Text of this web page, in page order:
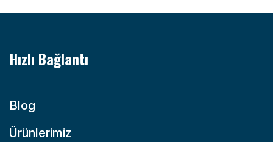
Hızlı Bağlantı
Blog
Ürünlerimiz